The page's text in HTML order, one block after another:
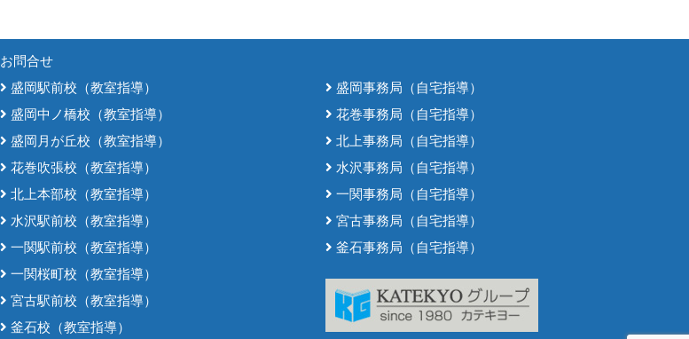
お問合せ
盛岡駅前校（教室指導）
盛岡中ノ橋校（教室指導）
盛岡月が丘校（教室指導）
花巻吹張校（教室指導）
北上本部校（教室指導）
水沢駅前校（教室指導）
一関駅前校（教室指導）
一関桜町校（教室指導）
宮古駅前校（教室指導）
釜石校（教室指導）
盛岡事務局（自宅指導）
花巻事務局（自宅指導）
北上事務局（自宅指導）
水沢事務局（自宅指導）
一関事務局（自宅指導）
宮古事務局（自宅指導）
釜石事務局（自宅指導）